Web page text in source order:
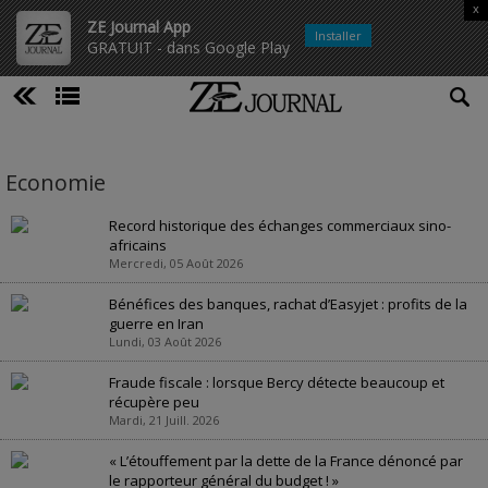
ZE Journal App
GRATUIT - dans Google Play
x
Installer
Economie
Record historique des échanges commerciaux sino-
africains
Mercredi, 05 Août 2026
Bénéfices des banques, rachat d’Easyjet : profits de la
guerre en Iran
Lundi, 03 Août 2026
Fraude fiscale : lorsque Bercy détecte beaucoup et
récupère peu
Mardi, 21 Juill. 2026
« L’étouffement par la dette de la France dénoncé par
le rapporteur général du budget ! »